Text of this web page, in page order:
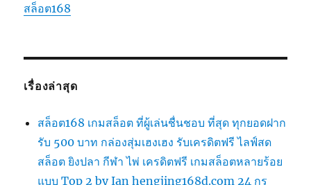
สล็อต168
เรื่องล่าสุด
สล็อต168 เกมสล็อต ที่ผู้เล่นชื่นชอบ ที่สุด ทุกยอดฝาก
รับ 500 บาท กล่องสุ่มเฮงเฮง รับเครดิตฟรี ไลฟ์สด
สล็อต ยิงปลา กีฬา ไพ่ เครดิตฟรี เกมสล็อตหลายร้อย
แบบ Top 2 by Ian hengjing168d.com 24 กร